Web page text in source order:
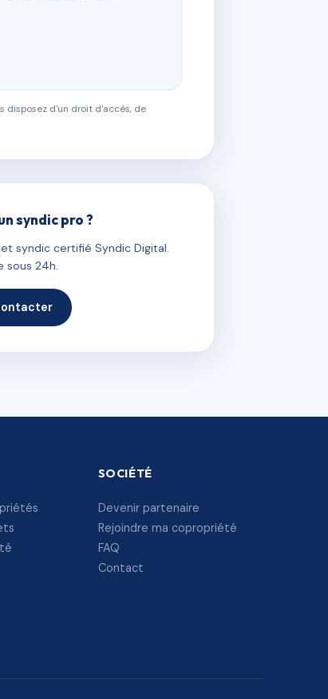
disposez d'un droit d'accès, de
syndic pro ?
syndic certifié Syndic Digital.
sous 24h.
SOCIÉTÉ
Devenir partenaire
Rejoindre ma copropriété
FAQ
Contact